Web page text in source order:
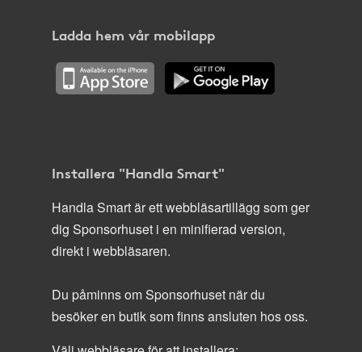
Ladda hem vår mobilapp
Installera "Handla Smart"
Handla Smart är ett webbläsartillägg som ger
dig Sponsorhuset i en minifierad version,
direkt i webbläsaren.
Du påminns om Sponsorhuset när du
besöker en butik som finns ansluten hos oss.